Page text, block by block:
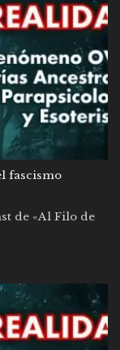
fascismo
de «Al Filo de